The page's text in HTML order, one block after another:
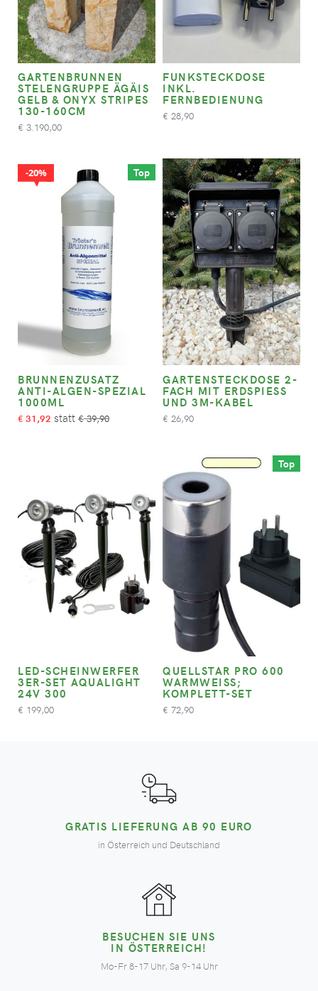
GARTENBRUNNEN
STELENGRUPPE ÄGÄIS
GELB & ONYX STRIPES
130-160CM
€ 3.190,00
FUNKSTECKDOSE
INKL.
FERNBEDIENUNG
€ 28,90
Top
20%
BRUNNENZUSATZ
ANTI-ALGEN-SPEZIAL
1000ML
€ 31,92 €39,90
GARTENSTECKDOSE 2-
FACH MIT ERDSPIESS U
ND 3M-KABEL
€ 26,90
LED-SCHEINWERFER
3ER-SET AQUALIGHT
24V 300
€ 199,00
Top
QUELLSTAR PRO 600
WARMWEISS; K
OMPLETT-SET
€ 72,90
GRATIS LIEFERUNG AB 90 EURO
in Österreich und Deutschland
BESUCHEN SIE UNS
IN ÖSTERREICH!
Mo-Fr 8-17 Uhr, Sa 9-14 Uhr